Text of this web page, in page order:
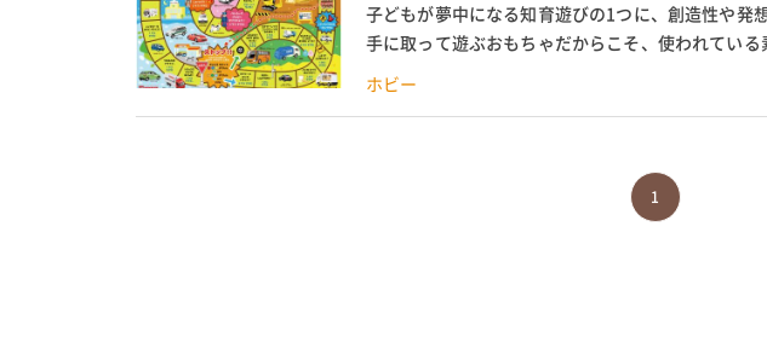
子どもが夢中になる知育遊びの1つに、創造性や発
手に取って遊ぶおもちゃだからこそ、使われてい
方、お米ねんどや小麦粘土、シリコンねんどなど種
ホビー
1